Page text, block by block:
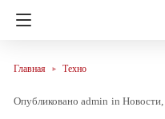
Главная Техно
admin in Новости